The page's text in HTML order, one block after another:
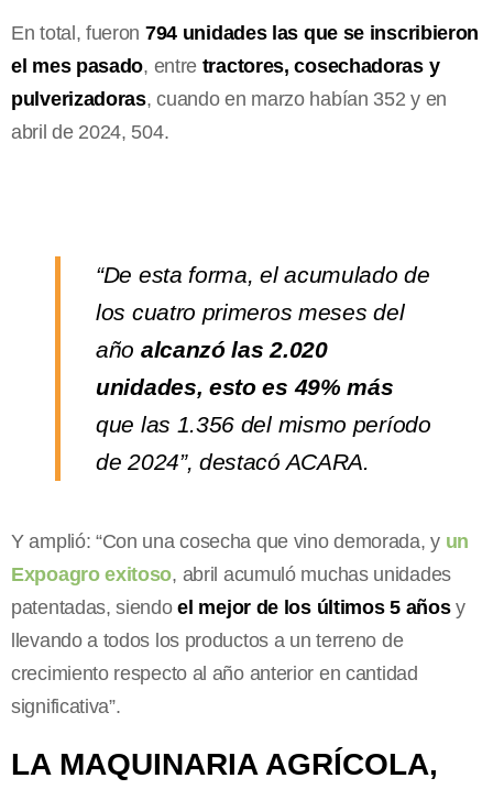
En total, fueron 794 unidades las que se inscribieron
el mes pasado, entre tractores, cosechadoras y
pulverizadoras, cuando en marzo habían 352 y en
abril de 2024, 504.
“De esta forma, el acumulado de
los cuatro primeros meses del
año alcanzó las 2.020
unidades, esto es 49% más
que las 1.356 del mismo período
de 2024”, destacó ACARA.
Y amplió: “Con una cosecha que vino demorada, y un
Expoagro exitoso, abril acumuló muchas unidades
patentadas, siendoel mejor de los últimos 5 añosy
llevando a todos los productos a un terreno de
crecimiento respecto al año anterior en cantidad
significativa”.
LA MAQUINARIA AGRÍCOLA,